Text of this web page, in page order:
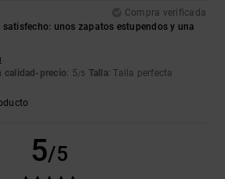
Compra verificada
unos zapatos estupendos y una
calidad-precio: 5/5 Talla: Talla perfecta
5/5